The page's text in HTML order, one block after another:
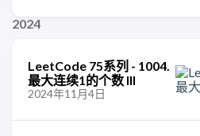
2024
LeetCode 75系列 - 1004.
最大连续1的个数 III
2024年11月4日